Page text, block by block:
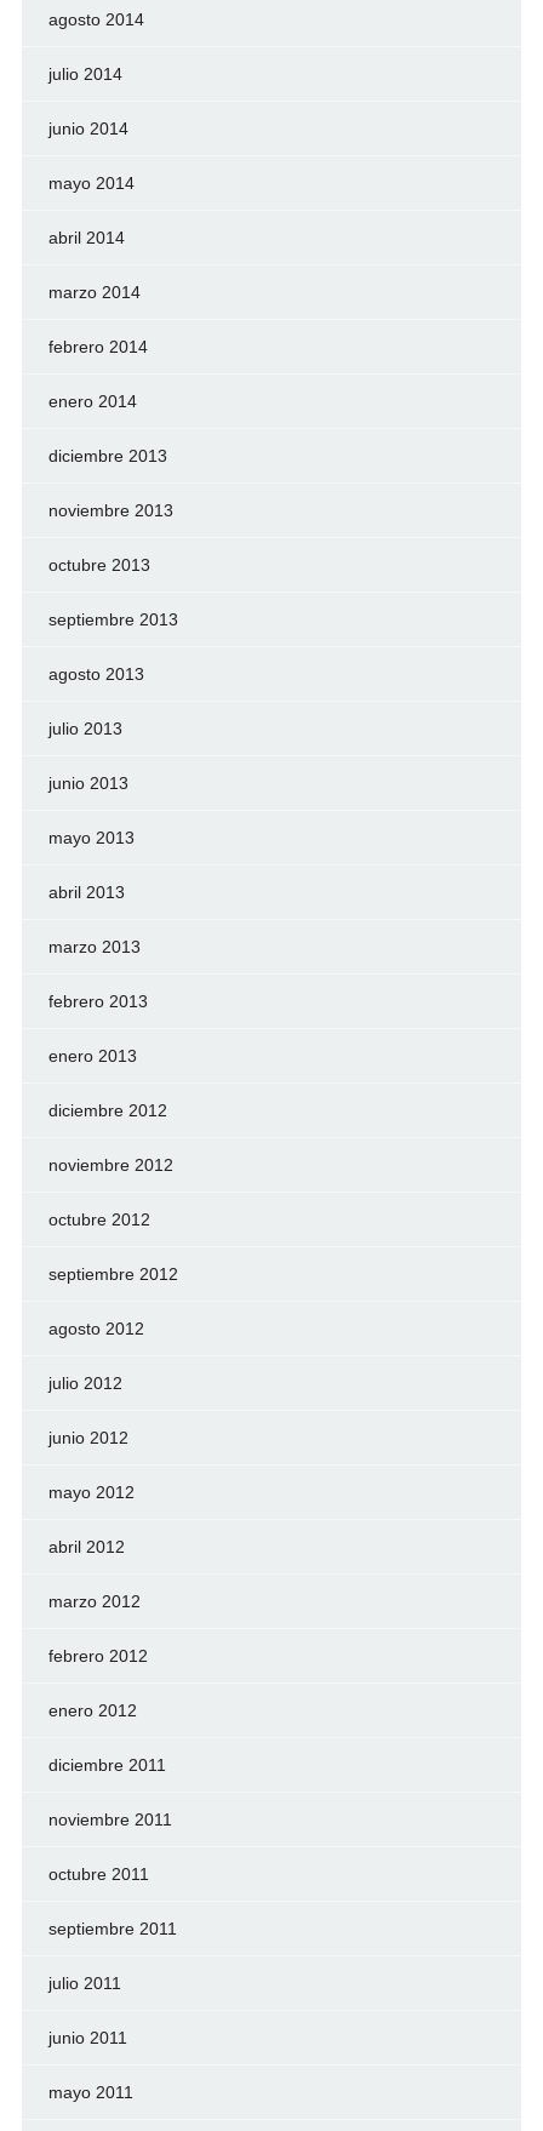
agosto 2014
julio 2014
junio 2014
mayo 2014
abril 2014
marzo 2014
febrero 2014
enero 2014
diciembre 2013
noviembre 2013
octubre 2013
septiembre 2013
agosto 2013
julio 2013
junio 2013
mayo 2013
abril 2013
marzo 2013
febrero 2013
enero 2013
diciembre 2012
noviembre 2012
octubre 2012
septiembre 2012
agosto 2012
julio 2012
junio 2012
mayo 2012
abril 2012
marzo 2012
febrero 2012
enero 2012
diciembre 2011
noviembre 2011
octubre 2011
septiembre 2011
julio 2011
junio 2011
mayo 2011